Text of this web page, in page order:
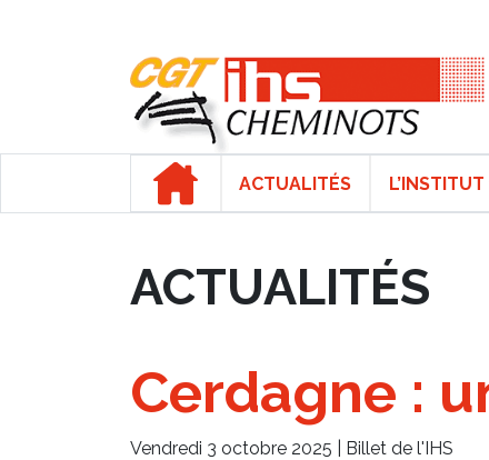
ACTUALITÉS L’INSTITUT
ACTUALITÉS
Cerdagne :
Vendredi 3 octobre 2025 | Billet de l'IHS